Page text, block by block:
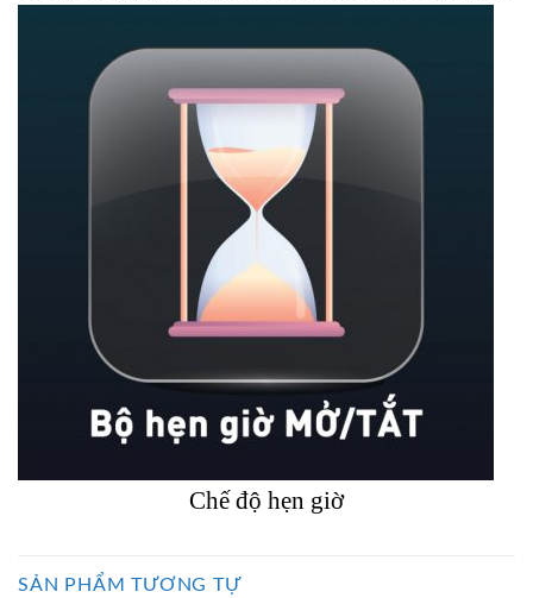
Chế độ hẹn giờ
SẢN PHẨM TƯƠNG TỰ